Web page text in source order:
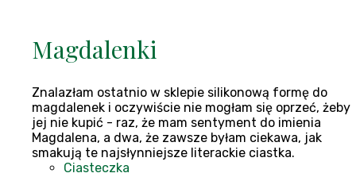
Magdalenki
Znalazłam ostatnio w sklepie silikonową formę do
magdalenek i oczywiście nie mogłam się oprzeć, żeby
jej nie kupić - raz, że mam sentyment do imienia
Magdalena, a dwa, że zawsze byłam ciekawa, jak
smakują te najsłynniejsze literackie ciastka.
Ciasteczka